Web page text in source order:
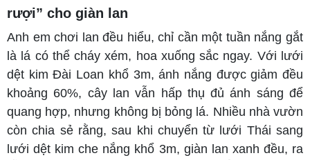
rượi” cho giàn lan
Anh em chơi lan đều hiểu, chỉ cần một tuần nắng gắt
là lá có thể cháy xém, hoa xuống sắc ngay. Với lưới
dệt kim Đài Loan khổ 3m, ánh nắng được giảm đều
khoảng 60%, cây lan vẫn hấp thụ đủ ánh sáng để
quang hợp, nhưng không bị bỏng lá. Nhiều nhà vườn
còn chia sẻ rằng, sau khi chuyển từ lưới Thái sang
lưới dệt kim che nắng khổ 3m, giàn lan xanh đều, ra